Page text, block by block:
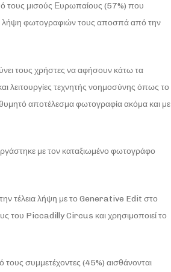
τους μισούς Ευρωπαίους (57%) που
λήψη φωτογραφιών τους αποσπά από την
τους χρήστες να αφήσουν κάτω τα
λειτουργίες τεχνητής νοημοσύνης όπως το
αποτέλεσμα φωτογραφία ακόμα και με
με τον καταξιωμένο φωτογράφο
την τέλεια λήψη με το Generative Edit στο
του Piccadilly Circus και χρησιμοποιεί το
συμμετέχοντες (45%) αισθάνονται